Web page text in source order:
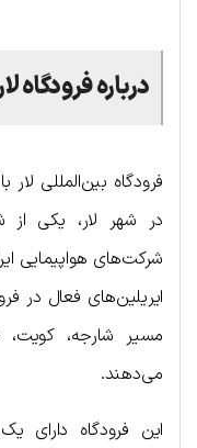
درباره فرودگاه
فرودگاه بین‌المللی
در شهر لار، یکی از
شرکت‌های هواپیمایی
ایریلین‌های فعال در
مسیر شارجه،
می‌دهند.
این فرودگاه دارای